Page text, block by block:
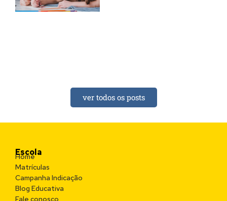
ver todos os posts
Escola
Home
Matrículas
Campanha Indicação
Blog Educativa